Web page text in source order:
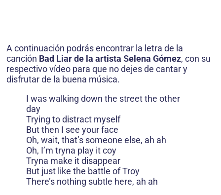
A continuación podrás encontrar la letra de la
canción Bad Liar de la artista Selena Gómez, con su
respectivo vídeo para que no dejes de cantar y
disfrutar de la buena música.
I was walking down the street the other
day
Trying to distract myself
But then I see your face
Oh, wait, that’s someone else, ah ah
Oh, I’m tryna play it coy
Tryna make it disappear
But just like the battle of Troy
There’s nothing subtle here, ah ah